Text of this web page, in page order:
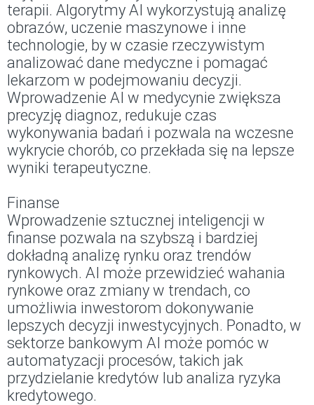
terapii. Algorytmy AI wykorzystują analizę
obrazów, uczenie maszynowe i inne
technologie, by w czasie rzeczywistym
analizować dane medyczne i pomagać
lekarzom w podejmowaniu decyzji.
Wprowadzenie AI w medycynie zwiększa
precyzję diagnoz, redukuje czas
wykonywania badań i pozwala na wczesne
wykrycie chorób, co przekłada się na lepsze
wyniki terapeutyczne.
Finanse
Wprowadzenie sztucznej inteligencji w
finanse pozwala na szybszą i bardziej
dokładną analizę rynku oraz trendów
rynkowych. AI może przewidzieć wahania
rynkowe oraz zmiany w trendach, co
umożliwia inwestorom dokonywanie
lepszych decyzji inwestycyjnych. Ponadto, w
sektorze bankowym AI może pomóc w
automatyzacji procesów, takich jak
przydzielanie kredytów lub analiza ryzyka
kredytowego.